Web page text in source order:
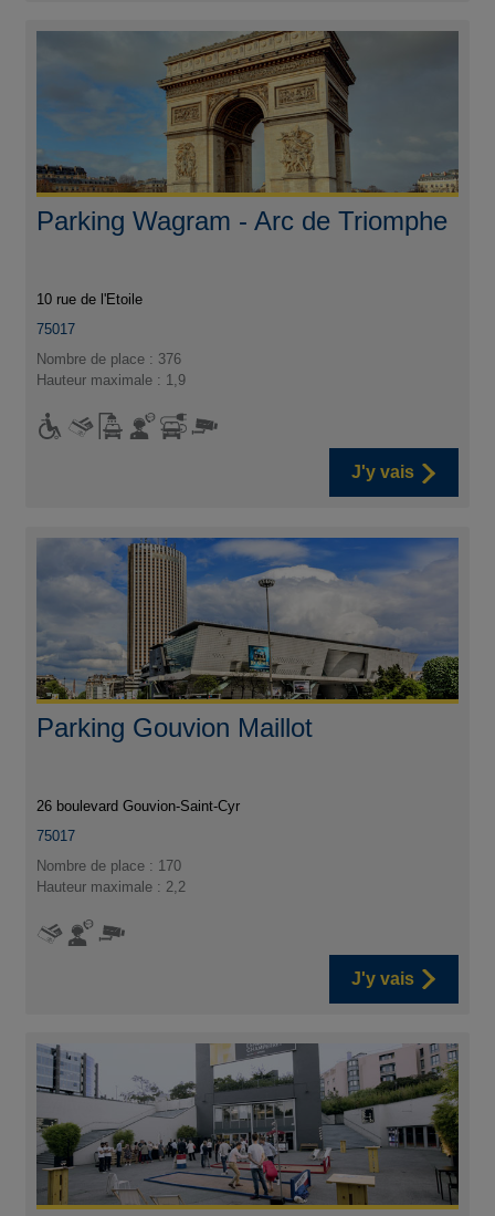
Parking Wagram - Arc de Triomphe
10 rue de l'Etoile
75017
Nombre de place : 376
Hauteur maximale : 1,9
J'y vais
Parking Gouvion Maillot
26 boulevard Gouvion-Saint-Cyr
75017
Nombre de place : 170
Hauteur maximale : 2,2
J'y vais